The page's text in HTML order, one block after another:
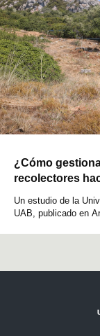
¿Cómo
recolectores
Un estudio de la
UAB, publicado en